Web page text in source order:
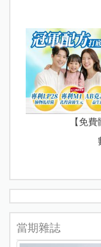
【免
當期雜誌